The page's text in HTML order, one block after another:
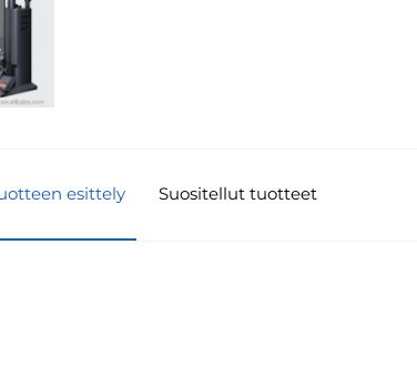
esittely Suositellut tuotteet